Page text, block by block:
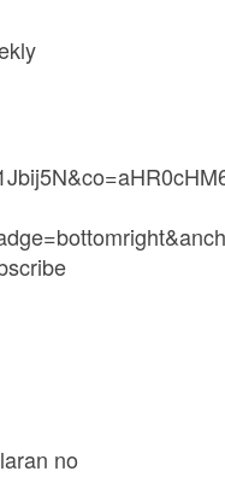
no